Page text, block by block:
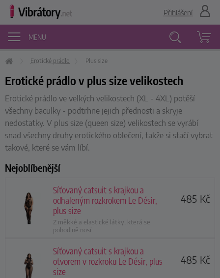
MENU
Přihlášení
Erotické prádlo Plus size
Erotické prádlo v plus size velikostech
Erotické prádlo ve velkých velikostech (XL - 4XL) potěší
všechny baculky - podtrhne jejich přednosti a skryje
nedostatky. V plus size (queen size) velikostech se vyrábí
snad všechny druhy erotického oblečení, takže si stačí vybrat
takové, které se vám líbí.
Nejoblíbenější
Síťovaný catsuit s krajkou a
odhaleným rozkrokem Le Désir,
plus size
Z měkké a elastické látky, která se
pohodlně nosí
485 Kč
Síťovaný catsuit s krajkou a
otvorem v rozkroku Le Désir, plus
size
485 Kč